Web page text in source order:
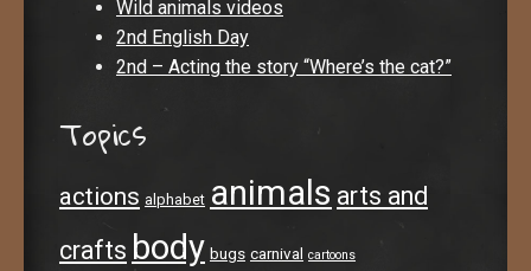
Wild animals videos
2nd English Day
2nd – Acting the story “Where’s the cat?”
Topics
actions alphabet animals arts and
crafts body bugs carnival cartoons